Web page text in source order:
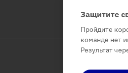
Защитите
Пройдите
команде нет
Результат